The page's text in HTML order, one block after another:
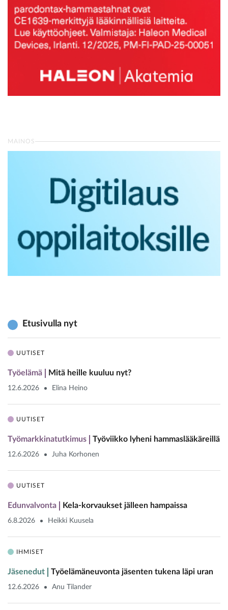
MAINOS
Etusivulla nyt
UUTISET
Työelämä Mitä heille kuuluu nyt?
12.6.2026 Elina Heino
UUTISET
Työmarkkinatutkimus Työviikko lyheni hammaslääkäreillä
12.6.2026 Juha Korhonen
UUTISET
Edunvalvonta Kela-korvaukset jälleen hampaissa
6.8.2026 Heikki Kuusela
IHMISET
Jäsenedut Työelämäneuvonta jäsenten tukena läpi uran
12.6.2026 Anu Tilander